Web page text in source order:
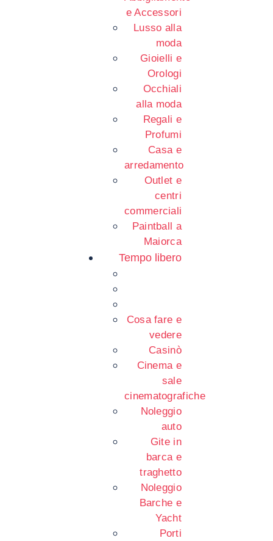
e Accessori
Lusso alla
moda
Gioielli e
Orologi
Occhiali
alla moda
Regali e
Profumi
Casa e
arredamento
Outlet e
centri
commerciali
Paintball a
Maiorca
Tempo libero
Cosa fare e
vedere
Casinò
Cinema e
sale
cinematografiche
Noleggio
auto
Gite in
barca e
traghetto
Noleggio
Barche e
Yacht
Porti